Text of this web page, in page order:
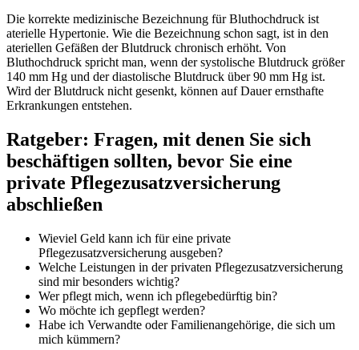
Die korrekte medizinische Bezeichnung für Bluthochdruck ist
aterielle Hypertonie. Wie die Bezeichnung schon sagt, ist in den
ateriellen Gefäßen der Blutdruck chronisch erhöht. Von
Bluthochdruck spricht man, wenn der systolische Blutdruck größer
140 mm Hg und der diastolische Blutdruck über 90 mm Hg ist.
Wird der Blutdruck nicht gesenkt, können auf Dauer ernsthafte
Erkrankungen entstehen.
Ratgeber: Fragen, mit denen Sie sich
beschäftigen sollten, bevor Sie eine
private Pflegezusatzversicherung
abschließen
Wieviel Geld kann ich für eine private
Pflegezusatzversicherung ausgeben?
Welche Leistungen in der privaten Pflegezusatzversicherung
sind mir besonders wichtig?
Wer pflegt mich, wenn ich pflegebedürftig bin?
Wo möchte ich gepflegt werden?
Habe ich Verwandte oder Familienangehörige, die sich um
mich kümmern?